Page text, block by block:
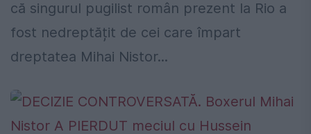
că singurul pugilist român prezent la Rio a
fost nedreptățit de cei care împart
dreptatea Mihai Nistor...